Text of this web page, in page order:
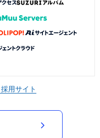
採用サイト